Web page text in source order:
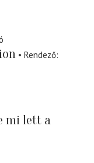
Rendező
mi lett a